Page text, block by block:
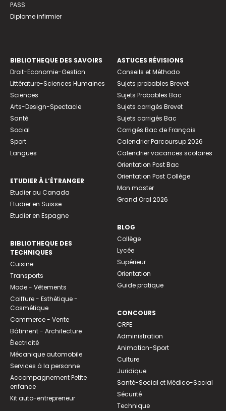
PASS
Diplome infirmier
BIBLIOTHEQUE DES SAVOIRS
Droit-Economie-Gestion
Littérature-Sciences Humaines
Sciences
Arts-Design-Spectacle
Santé
Social
Sport
Langues
ETUDIER À L’ÉTRANGER
Etudier au Canada
Etudier en Suisse
Etudier en Espagne
BIBLIOTHEQUE DES
TECHNIQUES
Cuisine
Transports
Mode - Vêtements
Coiffure - Esthétique -
Cosmétique
Commerce - Vente
Bâtiment - Architecture
Électricité
Mécanique automobile
Services à la personne
Accompagnement Petite
enfance
Kit auto-entrepreneur
ASTUCES RÉVISIONS
Conseils et Méthodo
Sujets probables Brevet
Sujets Probables Bac
Sujets corrigés Brevet
Sujets corrigés Bac
Corrigés Bac de Français
Calendrier Parcoursup 2026
Calendrier vacances scolaires
Orientation Post Bac
Orientation Post Collège
Mon master
Grand Oral 2026
BLOG
Collège
Lycée
Supérieur
Orientation
Guide pratique
CONCOURS
CRPE
Administration
Animation-Sport
Culture
Juridique
Santé-Social et Médico-Social
Sécurité
Technique